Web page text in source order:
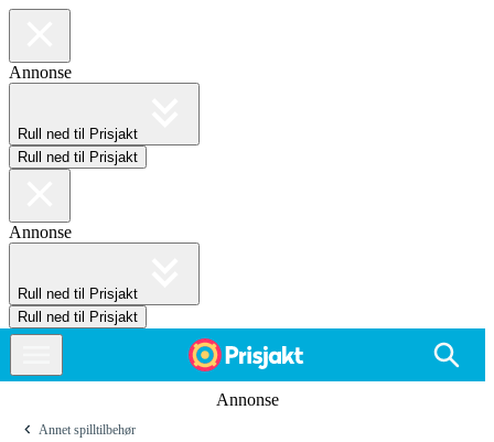
Annonse
Rull ned til Prisjakt
Rull ned til Prisjakt
Annonse
Rull ned til Prisjakt
Rull ned til Prisjakt
Annonse
Annet spilltilbehør